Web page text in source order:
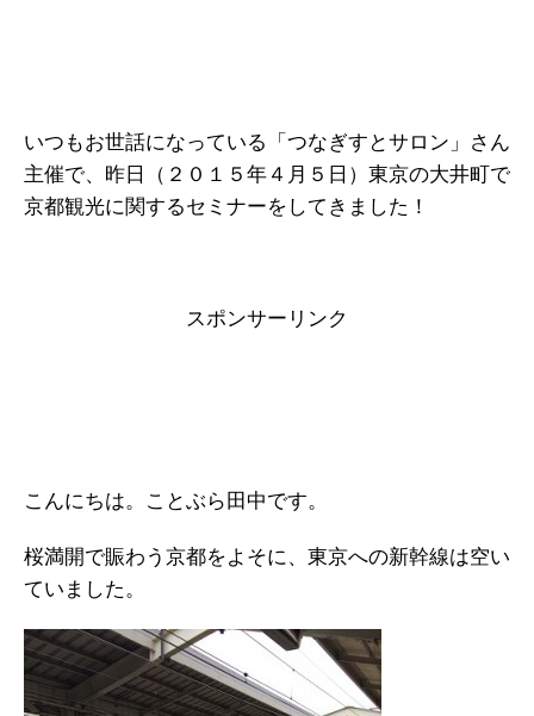
o
k
いつもお世話になっている「つなぎすとサロン」さん
主催で、昨日（２０１５年４月５日）東京の大井町で
京都観光に関するセミナーをしてきました！
スポンサーリンク
こんにちは。ことぶら田中です。
桜満開で賑わう京都をよそに、東京への新幹線は空い
ていました。